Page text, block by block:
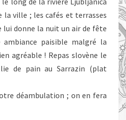
la ville ; les cafés et terrasses
donne la nuit un air de fête
ambiance paisible malgré la
agréable ! Repas slovène le
de pain au Sarrazin (plat
déambulation ; on en fera